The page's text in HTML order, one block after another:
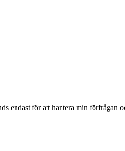
endast för att hantera min förfrågan